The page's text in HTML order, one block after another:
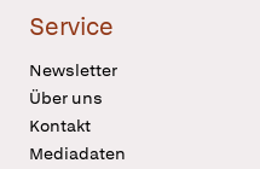
Service
Newsletter
Über uns
Kontakt
Mediadaten